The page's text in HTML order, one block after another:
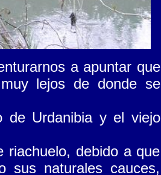
a apuntar que
lejos de donde se
de Urdanibia y el viejo
riachuelo, debido a que
sus naturales cauces,